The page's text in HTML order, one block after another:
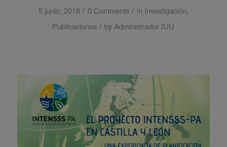
5 junio, 2018 / 0 Comments / in Investigación,
Publicaciones / by Administrador IUU